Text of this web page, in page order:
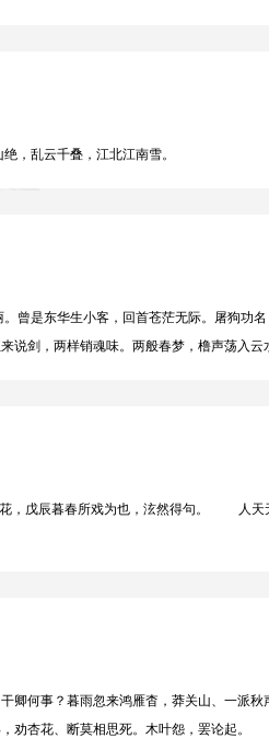
乱云千叠，江北江南雪。
东华生小客，回首苍茫无际。屠狗功名
剑，两样销魂味。两般春梦，橹声荡入云
戊辰暮春所戏为也，泫然得句。 人天
何事？暮雨忽来鸿雁杳，莽关山、一派
劝杏花、断莫相思死。木叶怨，罢论起。